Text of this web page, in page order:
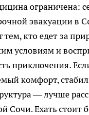
ограничена:
эвакуации в
тем, кто едет за
условиям и
приключения.
комфорт,
— лучше
Сочи. Ехать стоит